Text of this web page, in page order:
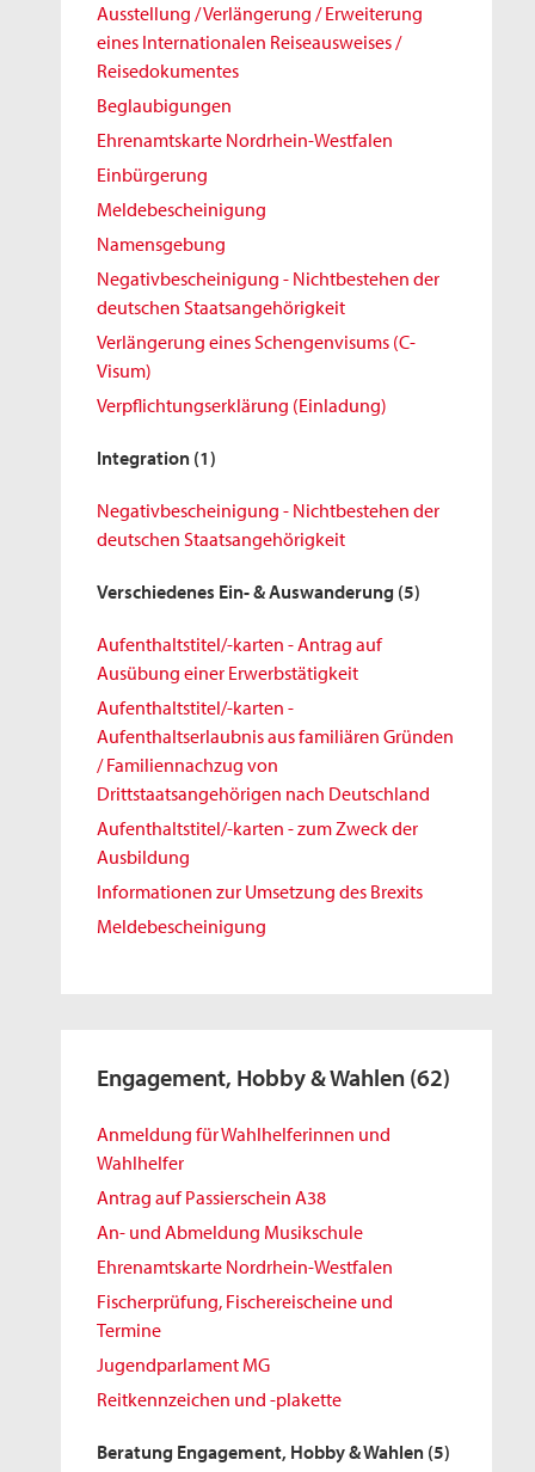
Ausstellung / Verlängerung / Erweiterung
eines Internationalen Reiseausweises /
Reisedokumentes
Beglaubigungen
Ehrenamtskarte Nordrhein-Westfalen
Einbürgerung
Meldebescheinigung
Namensgebung
Negativbescheinigung - Nichtbestehen der
deutschen Staatsangehörigkeit
Verlängerung eines Schengenvisums (C-
Visum)
Verpflichtungserklärung (Einladung)
Integration (1)
Negativbescheinigung - Nichtbestehen der
deutschen Staatsangehörigkeit
Verschiedenes Ein- & Auswanderung (5)
Aufenthaltstitel/-karten - Antrag auf
Ausübung einer Erwerbstätigkeit
Aufenthaltstitel/-karten -
Aufenthaltserlaubnis aus familiären Gründen
/ Familiennachzug von
Drittstaatsangehörigen nach Deutschland
Aufenthaltstitel/-karten - zum Zweck der
Ausbildung
Informationen zur Umsetzung des Brexits
Meldebescheinigung
Engagement, Hobby & Wahlen (62)
Anmeldung für Wahlhelferinnen und
Wahlhelfer
Antrag auf Passierschein A38
An- und Abmeldung Musikschule
Ehrenamtskarte Nordrhein-Westfalen
Fischerprüfung, Fischereischeine und
Termine
Jugendparlament MG
Reitkennzeichen und -plakette
Beratung Engagement, Hobby & Wahlen (5)